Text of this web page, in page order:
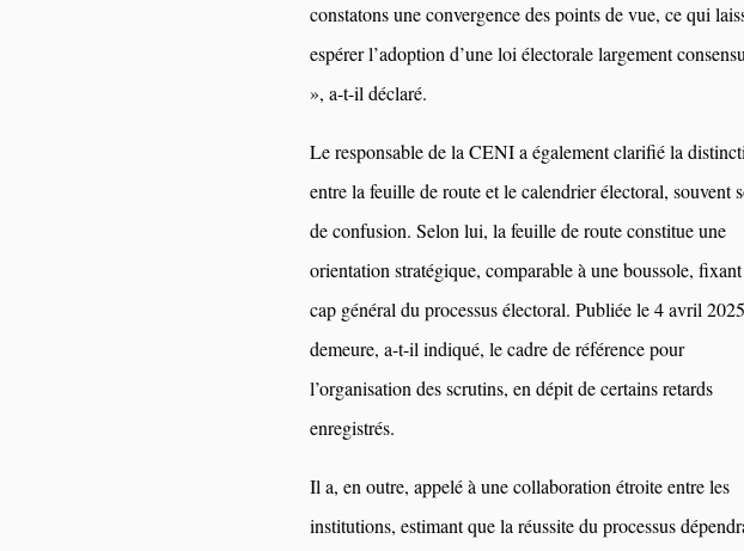
constatons une convergence des points de vue, ce qui
espérer l’adoption d’une loi électorale largement
», a-t-il déclaré.
Le responsable de la CENI a également clarifié la
entre la feuille de route et le calendrier électoral, souvent
de confusion. Selon lui, la feuille de route constitue une
orientation stratégique, comparable à une boussole,
cap général du processus électoral. Publiée le 4 avril
demeure, a-t-il indiqué, le cadre de référence pour
l’organisation des scrutins, en dépit de certains retards
enregistrés.
Il a, en outre, appelé à une collaboration étroite entre les
institutions, estimant que la réussite du processus